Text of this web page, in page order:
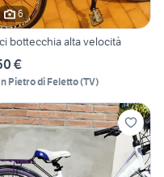
6
bottecchia alta velocità
€
Pietro di Feletto(TV)